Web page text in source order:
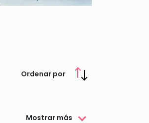
Ordenar por
Mostrar más